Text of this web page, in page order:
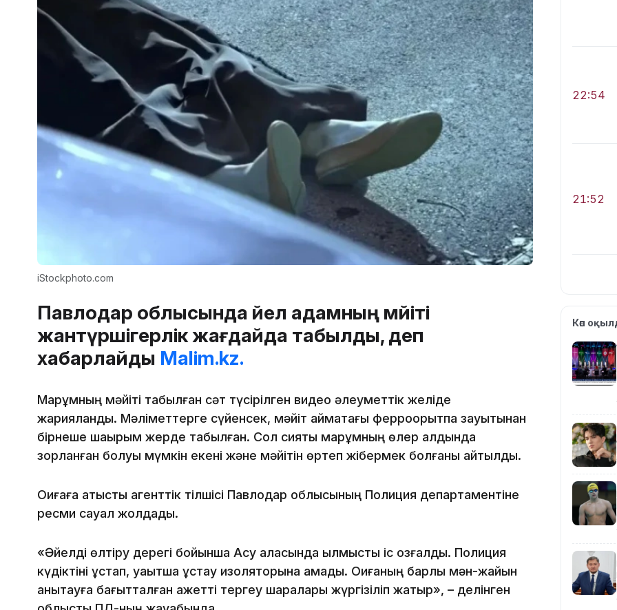
iStockphoto.com
Павлодар облысында әйел адамның мәйіті
жантүршігерлік жағдайда табылды, деп
хабарлайды Malim.kz.
Марқұмның мәйіті табылған сәт түсірілген видео әлеуметтік желіде
жарияланды. Мәліметтерге сүйенсек, мәйіт аймақтағы ферроқорытпа зауытынан
бірнеше шақырым жерде табылған. Сол сияқты марқұмның өлер алдында
зорланған болуы мүмкін екені және мәйітін өртеп жібермек болғаны айтылды.
Оқиғаға қатысты агенттік тілшісі Павлодар облысының Полиция департаментіне
ресми сауал жолдады.
«Әйелді өлтіру дерегі бойынша Ақсу қаласында қылмыстық іс қозғалды. Полиция
күдіктіні ұстап, уақытша ұстау изоляторына қамады. Оқиғаның барлық мән-жайын
анықтауға бағытталған қажетті тергеу шаралары жүргізіліп жатыр», – делінген
22:54
21:52
21:30
20:16
19:21
Көп